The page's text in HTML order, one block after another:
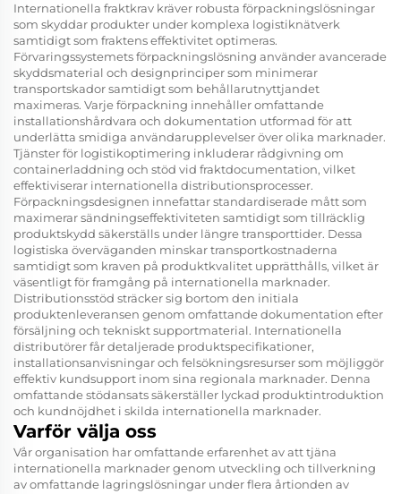
Internationella fraktkrav kräver robusta förpackningslösningar
som skyddar produkter under komplexa logistiknätverk
samtidigt som fraktens effektivitet optimeras.
Förvaringssystemets förpackningslösning använder avancerade
skyddsmaterial och designprinciper som minimerar
transportskador samtidigt som behållarutnyttjandet
maximeras. Varje förpackning innehåller omfattande
installationshårdvara och dokumentation utformad för att
underlätta smidiga användarupplevelser över olika marknader.
Tjänster för logistikoptimering inkluderar rådgivning om
containerladdning och stöd vid fraktdocumentation, vilket
effektiviserar internationella distributionsprocesser.
Förpackningsdesignen innefattar standardiserade mått som
maximerar sändningseffektiviteten samtidigt som tillräcklig
produktskydd säkerställs under längre transporttider. Dessa
logistiska överväganden minskar transportkostnaderna
samtidigt som kraven på produktkvalitet upprätthålls, vilket är
väsentligt för framgång på internationella marknader.
Distributionsstöd sträcker sig bortom den initiala
produktenleveransen genom omfattande dokumentation efter
försäljning och tekniskt supportmaterial. Internationella
distributörer får detaljerade produktspecifikationer,
installationsanvisningar och felsökningsresurser som möjliggör
effektiv kundsupport inom sina regionala marknader. Denna
omfattande stödansats säkerställer lyckad produktintroduktion
och kundnöjdhet i skilda internationella marknader.
Varför välja oss
Vår organisation har omfattande erfarenhet av att tjäna
internationella marknader genom utveckling och tillverkning
av omfattande lagringslösningar under flera årtionden av